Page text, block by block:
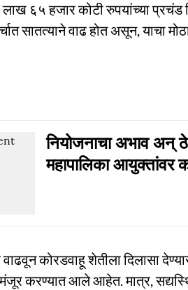
६५ हजार कोटी रुपयांच्या प्रचंड
सातत्याने वाढ होत असून, याचा
नियोजनाचा अभाव अन्
महापालिका आयुक्तांवर
वाढवून कोरडवाहू शेतीला दिलासा
करण्यात आले आहेत. मात्र,